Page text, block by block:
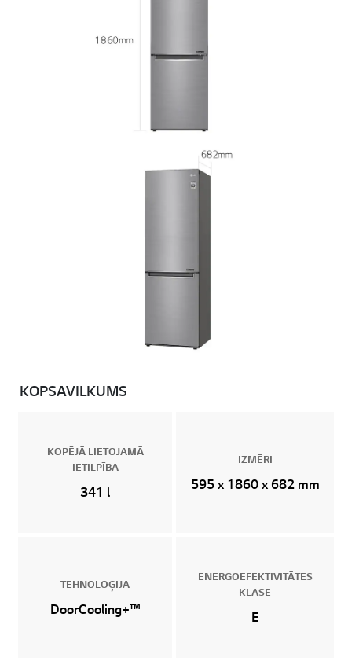
KOPSAVILKUMS
KOPĒJĀ LIETOJAMĀ
IETILPĪBA
341 l
IZMĒRI
595 x 1860 x 682 mm
TEHNOLOĢIJA
DoorCooling+™
ENERGOEFEKTIVITĀTES
KLASE
E